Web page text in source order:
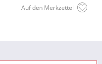
Auf den Merkzettel